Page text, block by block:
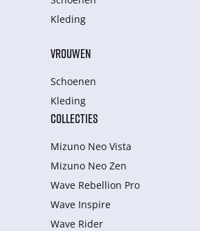
Kleding
VROUWEN
Schoenen
Kleding
COLLECTIES
Mizuno Neo Vista
Mizuno Neo Zen
Wave Rebellion Pro
Wave Inspire
Wave Rider